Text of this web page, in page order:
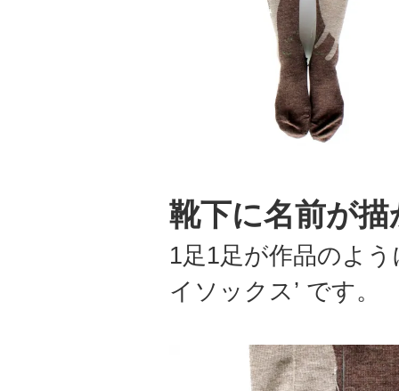
靴下に名前が
1足1足が作品のよ
イソックス’ です。